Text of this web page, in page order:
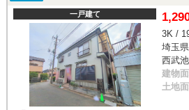
一戸建て
3K /
埼玉
西武
建物
土地